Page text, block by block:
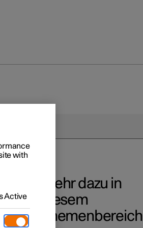
Mehr dazu in
diesem
Themenbereich
with
Active